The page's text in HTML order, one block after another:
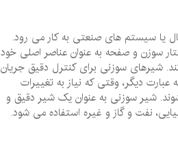
یا سیستم‌ های صنعتی به کار می‌ رود.
سوزن و صفحه به عنوان عناصر اصلی خود
شیرهای سوزنی برای کنترل دقیق جریان
عبارت دیگر، وقتی که نیاز به تغییرات
شیر سوزنی به عنوان یک شیر دقیق و
نفت و گاز و غیره استفاده می ‌شود.